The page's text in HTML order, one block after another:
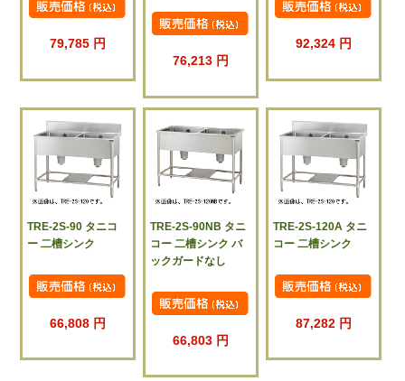
79,785 円
76,213 円
92,324 円
TRE-2S-90 タニコ
ー 二槽シンク
66,808 円
TRE-2S-90NB タニ
コー 二槽シンク バ
ックガードなし
66,803 円
TRE-2S-120A タニ
コー 二槽シンク
87,282 円